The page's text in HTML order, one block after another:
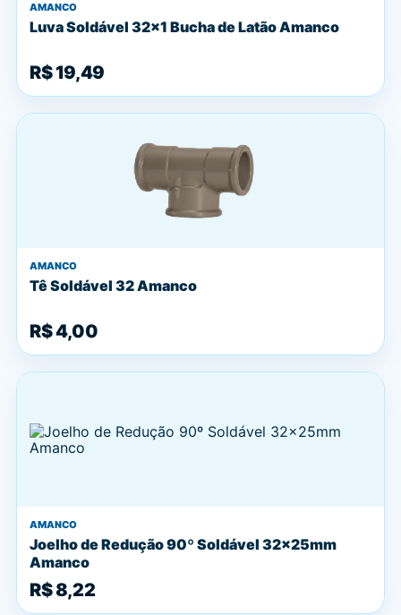
AMANCO
Luva Soldável 32x1 Bucha de Latão Amanco
R$ 19,49
AMANCO
Tê Soldável 32 Amanco
R$ 4,00
AMANCO
Joelho de Redução 90º Soldável 32x25mm
Amanco
R$ 8,22